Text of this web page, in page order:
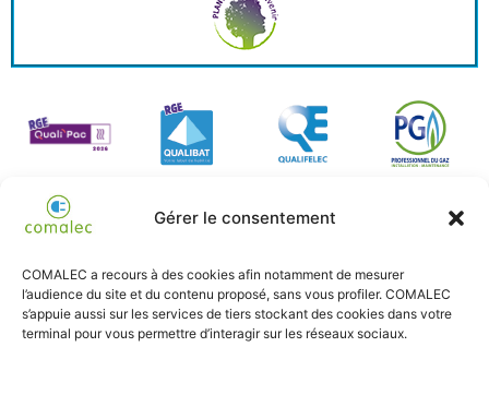
Gérer le consentement
COMALEC a recours à des cookies afin notamment de mesurer
l’audience du site et du contenu proposé, sans vous profiler. COMALEC
s’appuie aussi sur les services de tiers stockant des cookies dans votre
terminal pour vous permettre d’interagir sur les réseaux sociaux.